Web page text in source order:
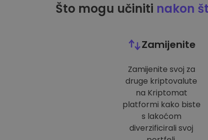
Što mogu učiniti nakon
Zamijenite
Zamijenite svoj za
druge kriptovalute
na Kriptomat
platformi kako biste
s lakoćom
diverzificirali svoj